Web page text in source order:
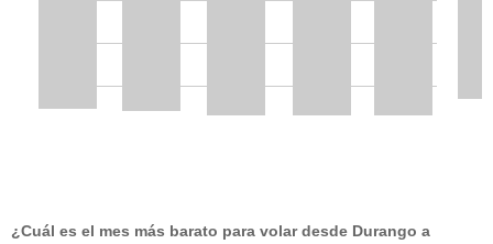
¿Cuál es el mes más barato para volar desde Durango a